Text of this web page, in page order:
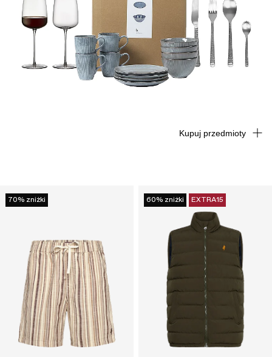
70% zniżki 60% zniżki EXTRA15
Kupuj przedmioty